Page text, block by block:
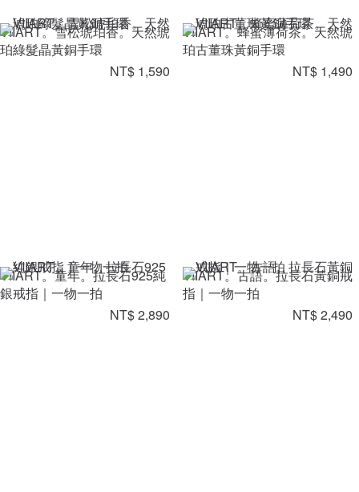
VIIART。雪松琥珀香。天然琥
珀綠髮晶黃銅手環
NT$ 1,590
VIIART。蜂蜜薄荷茶。天然琥
珀古董珠黃銅手環
NT$ 1,490
VIIART。童年。拉長石925純
銀戒指｜一物一拍
NT$ 2,890
VIIART。古語。拉長石黃銅戒
指｜一物一拍
NT$ 2,490